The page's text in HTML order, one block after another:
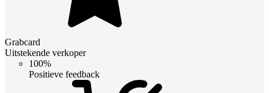
Grabcard
Uitstekende verkoper
100%
Positieve feedback